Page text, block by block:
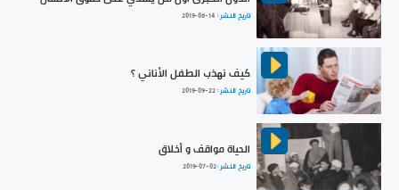
تاريخ النشر : 2019-06-14
كيف نهذب الطفل الأناني ؟
تاريخ النشر :2019-09-22
الحياة مواقف و أخلاق
تاريخ النشر :2019-07-02